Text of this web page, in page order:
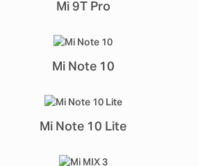
Mi 9T Pro
Mi Note 10
Mi Note 10 Lite